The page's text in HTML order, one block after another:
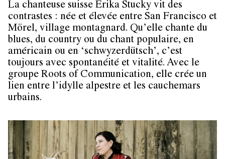
La chanteuse suisse Erika Stucky vit des
contrastes : née et élevée entre San Francisco et
Mörel, village montagnard. Qu’elle chante du
blues, du country ou du chant populaire, en
américain ou en ‘schwyzerdütsch’, c’est
toujours avec spontanéité et vitalité. Avec le
groupe Roots of Communication, elle crée un
lien entre l’idylle alpestre et les cauchemars
urbains.